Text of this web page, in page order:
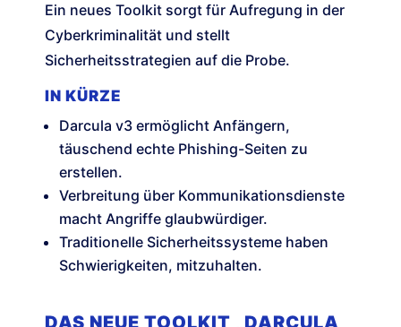
Ein neues Toolkit sorgt für Aufregung in der
Cyberkriminalität und stellt
Sicherheitsstrategien auf die Probe.
IN KÜRZE
Darcula v3 ermöglicht Anfängern,
täuschend echte Phishing-Seiten zu
erstellen.
Verbreitung über Kommunikationsdienste
macht Angriffe glaubwürdiger.
Traditionelle Sicherheitssysteme haben
Schwierigkeiten, mitzuhalten.
DAS NEUE TOOLKIT „DARCULA